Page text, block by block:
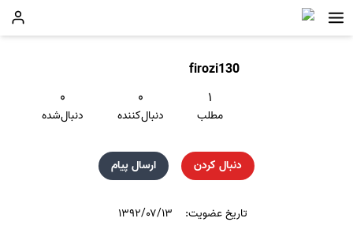
firozi130
۱
مطلب
۰
دنبال‌کننده
۰
دنبال‌شده
دنبال کردن ارسال پیام
تاریخ عضویت: ۱۳۹۲/۰۷/۱۳